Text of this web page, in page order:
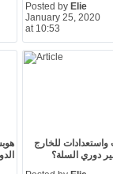
Posted by Elie
January 25, 2020
at 10:53
واستعدادات للخارج
دوري السلة؟